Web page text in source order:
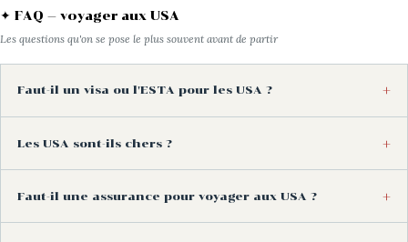
✦ FAQ — voyager aux USA
Les questions qu'on se pose le plus souvent avant de partir
Faut-il un visa ou l'ESTA pour les USA ?
Les USA sont-ils chers ?
Faut-il une assurance pour voyager aux USA ?